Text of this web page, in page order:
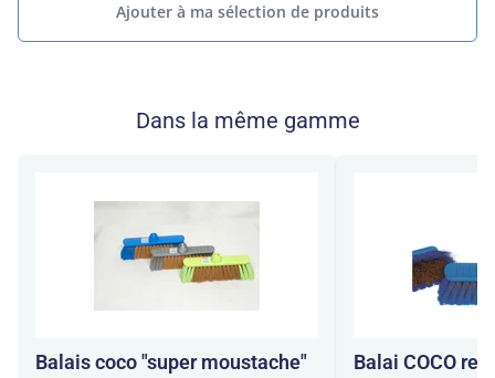
Ajouter à ma sélection de produits
Dans la même gamme
Balais coco "super moustache"
Balai COCO